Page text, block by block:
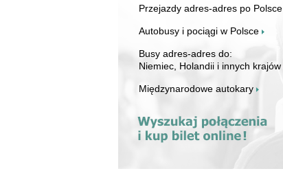
Przejazdy adres-adres po Polsce
Autobusy i pociągi w Polsce
Busy adres-adres do:
Niemiec, Holandii i innych krajów
Międzynarodowe autokary